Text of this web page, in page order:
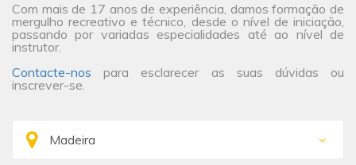
Com mais de 17 anos de experiência, damos formação de
mergulho recreativo e técnico, desde o nível de iniciação,
passando por variadas especialidades até ao nível de
instrutor.
Contacte-nos para esclarecer as suas dúvidas ou
inscrever-se.